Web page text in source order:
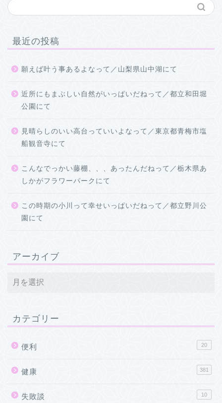
最近の投稿
願えば叶う事あるよなって／山梨県山中湖にて
近所にもまぶしい自然がいっぱいだねって／都立和田堀
公園にて
見晴らしのいい高台っていいよなって／東京都青梅市塩
船観音寺にて
こんなでっかい藤棚、、、あったんだねって／栃木県あ
しかがフラワーパークにて
この時期の小川って幸せいっぱいだねって／都立野川公
園にて
アーカイブ
カテゴリー
便利 20
健康 381
失敗談 10